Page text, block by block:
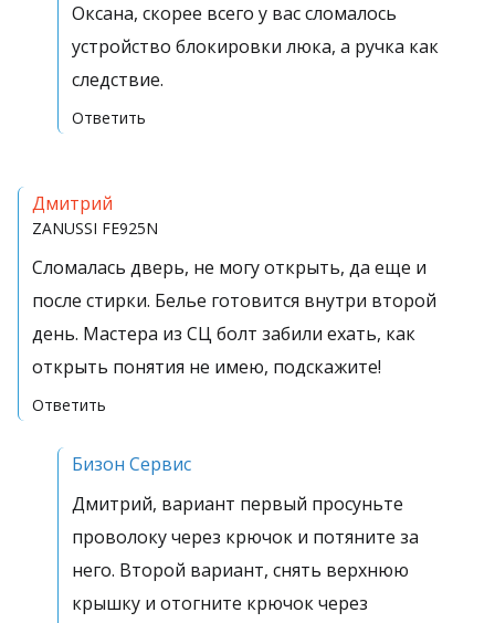
Оксана, скорее всего у вас сломалось
устройство блокировки люка, а ручка как
следствие.
Ответить
Дмитрий
ZANUSSI FE925N
Сломалась дверь, не могу открыть, да еще и
после стирки. Белье готовится внутри второй
день. Мастера из СЦ болт забили ехать, как
открыть понятия не имею, подскажите!
Ответить
Бизон Сервис
Дмитрий, вариант первый просуньте
проволоку через крючок и потяните за
него. Второй вариант, снять верхнюю
крышку и отогните крючок через